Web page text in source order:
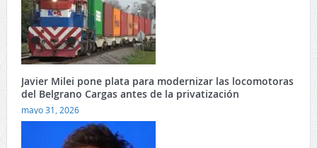
Javier Milei pone plata para modernizar las locomotoras
del Belgrano Cargas antes de la privatización
mayo 31, 2026